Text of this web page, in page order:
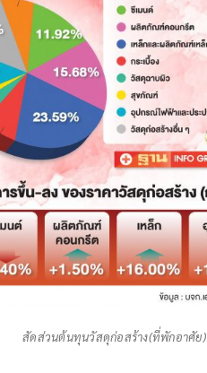
สัดส่วนต้นทุนวัสดุก่อสร้าง(ที่พักอาศัย)